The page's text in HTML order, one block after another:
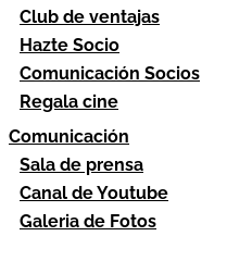
Club de ventajas
Hazte Socio
Comunicación Socios
Regala cine
Comunicación
Sala de prensa
Canal de Youtube
Galeria de Fotos